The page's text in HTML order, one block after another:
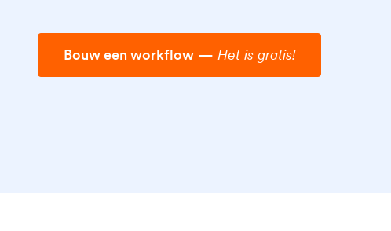
Bouw een workflow — Het is gratis!